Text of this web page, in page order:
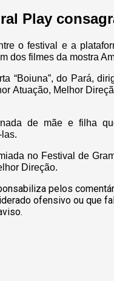
Play
o festival e a
dos filmes da mostra
“Boiuna”, do Pará,
Atuação, Melhor
de mãe e filha
no Festival de
Direção.
pelos
ofensivo ou que